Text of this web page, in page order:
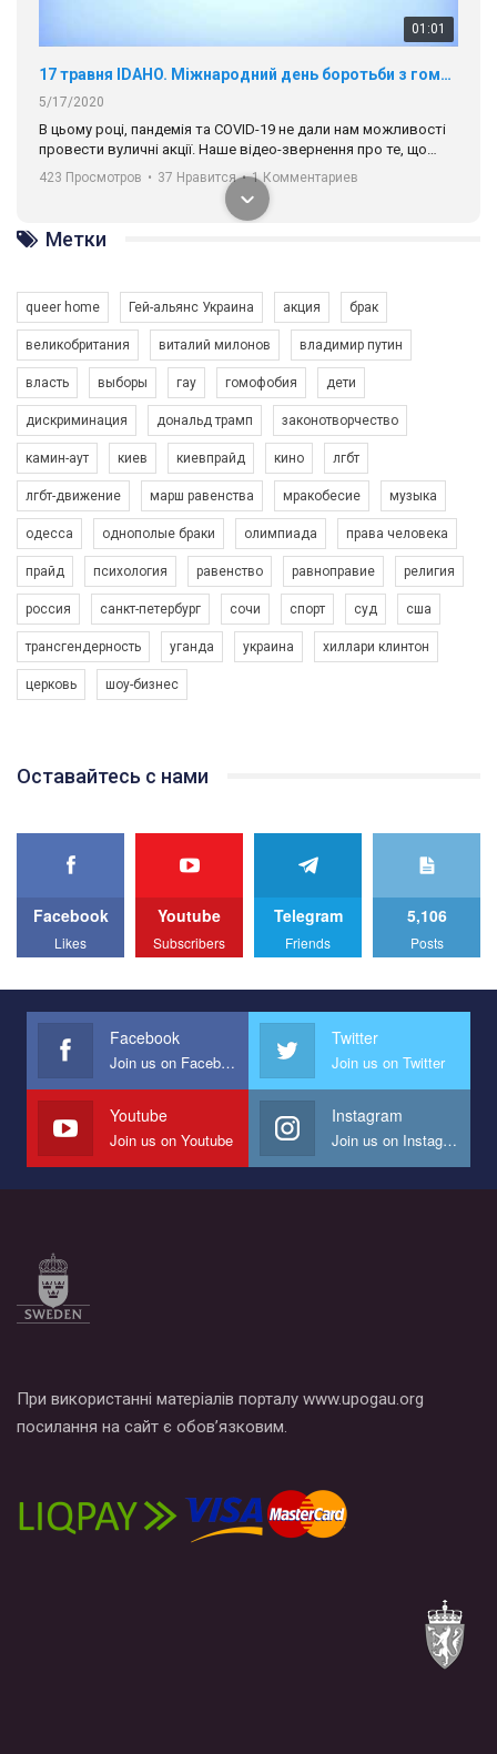
01:01
17 травня IDAHO. Міжнародний день боротьби з гомофобією трансфобією і біфобія.
5/17/2020
В цьому році, пандемія та COVІD-19 не дали нам можливості
провести вуличні акції. Наше відео-звернення про те, що
навіть коли ми у різних містах та не можемо зустрінеться, ми
разом. Ми закликаємо всіх хто поділяє цінності рівності та
солідарності, приєднатися до нас. Регіональні підрозділи
ГАУ є в 16 областях України.
Разом наш голос лунає гучніше!
423 Просмотров • 37 Нравится • 1 Комментариев
Зупинимо насильство проти ЛГБТ в Україні! Stop violence against LGBT in Ukraine!
6/30/2017
Емоційний та вражаючий промо-ролік на конкурс PACT, який
представляє програму "Гей-альянс Україна" з протидії
насильству проти ЛГБТ в Україні.
Ми просимо вашої підтримки, щоб реалізувати нашу
програму з боротьби з насильством проти ЛГБТ в Україні.
Якщо ти хочеш підтримати нас - просто натисни "лайк" під
best video, representing programme for the development of
We appeal to your support and ask to help us implement our plan
All you have to do is to press "Like" below the video.
Эмоционально сильный ролик от команды "Гей-альянс
представляющий программу развития организации.
Мы просим вас поддержать нас и помочь нам реализовать
наш план по борьбе с насилием и дискриминацией на почве
СОГИ в Украине.
Все, что вам нужно сделать - это зайти на наш канал YouTube
1.9K Просмотров • 226 Нравится • 5 Комментариев
Метки
queer home Гей-альянс Украина акция брак
великобритания виталий милонов владимир путин
власть выборы гау гомофобия дети
дискриминация дональд трамп законотворчество
камин-аут киев киевпрайд кино лгбт
лгбт-движение марш равенства мракобесие музыка
одесса однополые браки олимпиада права человека
прайд психология равенство равноправие религия
россия санкт-петербург сочи спорт суд сша
трансгендерность уганда украина хиллари клинтон
церковь шоу-бизнес
Оставайтесь с нами
Facebook
Likes
Youtube
Subscribers
Telegram
Friends
5,106
Posts
Facebook
Join us on Facebook
Twitter
Join us on Twitter
Youtube
Join us on Youtube
Instagram
Join us on Instagram
При використанні матеріалів порталу www.upogau.org
посилання на сайт є обов’язковим.